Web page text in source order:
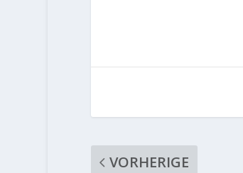
VORHERIGE